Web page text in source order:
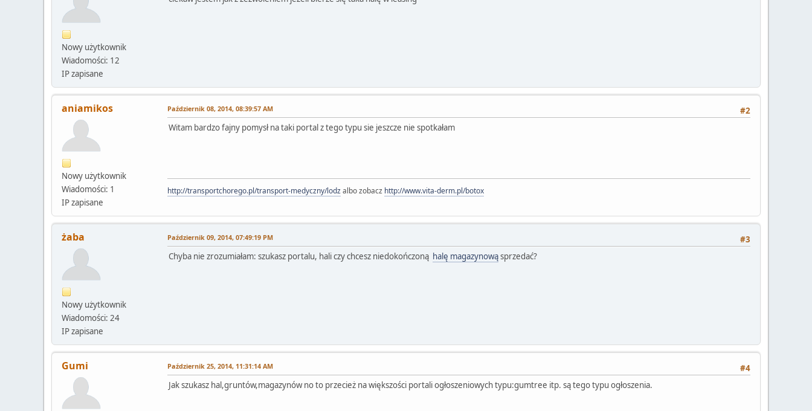
Nowy użytkownik
Wiadomości: 12
IP zapisane
aniamikos
Nowy użytkownik
Wiadomości: 1
IP zapisane
#2
Październik 08, 2014, 08:39:57 AM
Witam bardzo fajny pomysł na taki portal z tego typu sie jeszcze nie spotkałam
http://transportchorego.pl/transport-medyczny/lodzalbo zobacz http://www.vita-derm.pl/botox
żaba
Nowy użytkownik
Wiadomości: 24
IP zapisane
#3
Październik 09, 2014, 07:49:19 PM
Chyba nie zrozumiałam: szukasz portalu, hali czy chcesz niedokończoną halę magazynowąsprzedać?
Gumi #4
Październik 25, 2014, 11:31:14 AM
Jak szukasz hal,gruntów,magazynów no to przecież na większości portali ogłoszeniowych typu:gumtree itp. są tego typu ogłoszenia.